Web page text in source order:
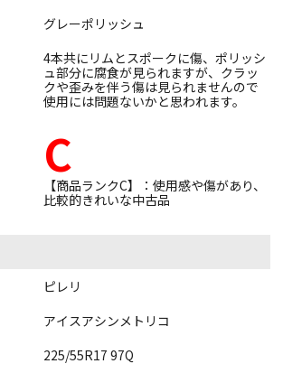
グレーポリッシュ
4本共にリムとスポークに傷、ポリッシ
ュ部分に腐食が見られますが、クラッ
クや歪みを伴う傷は見られませんので
使用には問題ないかと思われます。
C
【商品ランクC】：使用感や傷があり、
比較的きれいな中古品
ピレリ
アイスアシンメトリコ
225/55R17 97Q